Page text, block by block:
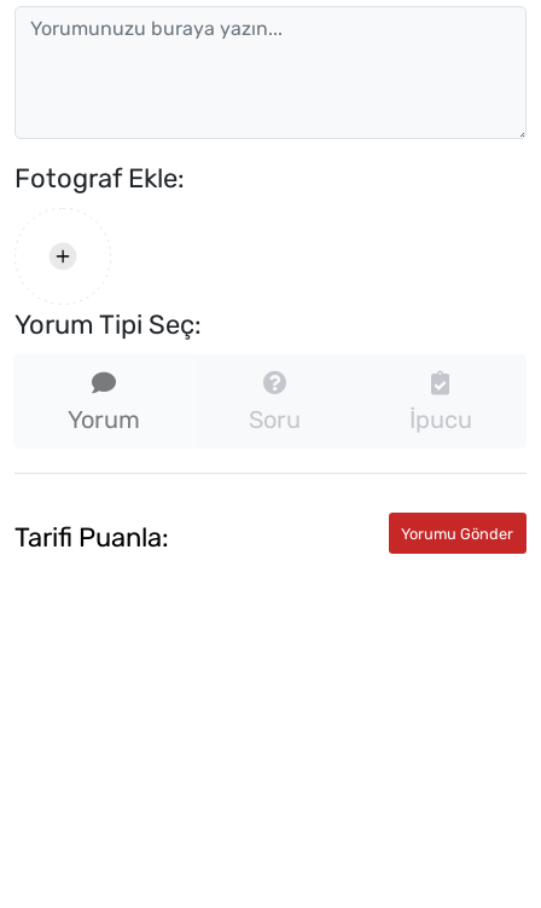
Fotograf Ekle:
Yorum Tipi Seç:
Yorum Soru İpucu
Tarifi Puanla: